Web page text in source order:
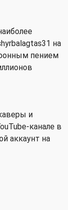
на
пением
и
канале в
аккаунт на